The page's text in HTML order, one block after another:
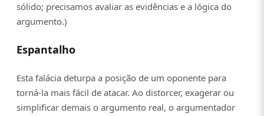
sólido; precisamos avaliar as evidências e a lógica do
argumento.)
Espantalho
Esta falácia deturpa a posição de um oponente para
torná-la mais fácil de atacar. Ao distorcer, exagerar ou
simplificar demais o argumento real, o argumentador